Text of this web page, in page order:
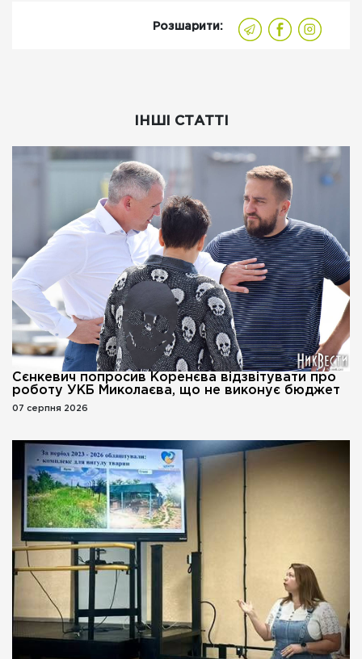
Розшарити:
ІНШІ СТАТТІ
Сєнкевич попросив Коренєва відзвітувати про
роботу УКБ Миколаєва, що не виконує бюджет
07 серпня 2026